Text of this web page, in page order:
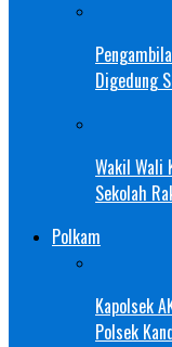
Digedung
Wakil Wali
Sekolah
Polkam
Kapolsek
Polsek